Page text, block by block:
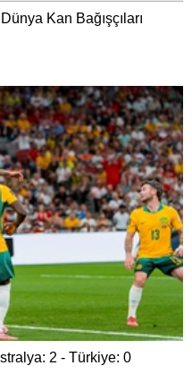
Kan Bağışçıları
2 - Türkiye: 0